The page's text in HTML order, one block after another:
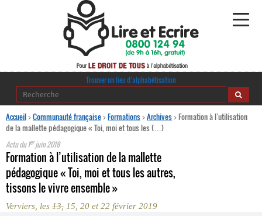
Alphabétisation
journaldelalpha.be
Ressources pédagogiques
Trouver un lieu d’alphabétisation
Accueil>Communauté française>Formations>Archives>Formation à l’utilisation
de la mallette pédagogique « Toi, moi et tous les (…)
Actu du1erjuin 2018
Formation à l’utilisation de la mallette
pédagogique « Toi, moi et tous les autres,
tissons le vivre ensemble »
Verviers, les 13, 15, 20 et 22 février 2019